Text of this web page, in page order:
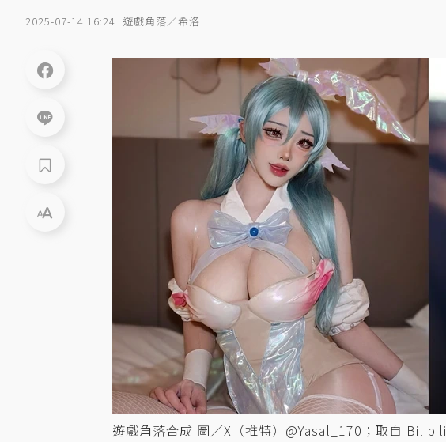
2025-07-14 16:24 遊戲角落／希洛
遊戲角落合成 圖／X（推特）@Yasal_170；取自 Bilibili